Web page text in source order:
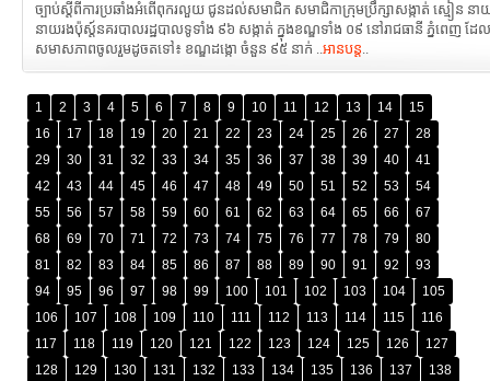
ច្បាប់ស្តីពីការប្រឆាំងអំពើពុករលួយ ជូនដល់សមាជិក សមាជិកាក្រុមប្រឹក្សាសង្កាត់ ស្មៀន ន
នាយរងប៉ុស្ត៍នគរបាលរដ្ឋបាលទូទាំង ៩៦ សង្កាត់ ក្នុងខណ្ឌទាំង ០៩ នៅរាជធានី ភ្នំពេញ ដែ
សមាសភាពចូលរួមដូចតទៅ៖ ខណ្ឌដង្កោ ចំនួន ៩៥ នាក់ ..អានបន្ត..
1 2 3 4 5 6 7 8 9 10 11 12 13 14
15
16
17 18 19 20 21 22 23 24 25 26 27
28
29
30 31 32 33 34 35 36 37 38 39 40
41
42
43 44 45 46 47 48 49 50 51 52 53
54
55
56 57 58 59 60 61 62 63 64 65 66
67
68
69 70 71 72 73 74 75 76 77 78 79
80
81
82 83 84 85 86 87 88 89 90 91 92
93
94
95 96 97 98 99 100 101 102 103 104
105
106
107 108 109 110 111 112 113 114 115
116
117
118 119 120 121 122 123 124 125 126
127
128
129 130 131 132 133 134 135 136 137
138